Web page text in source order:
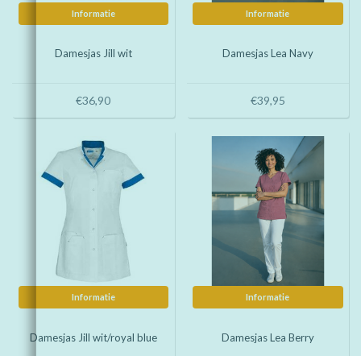
Informatie
Damesjas Jill wit
€36,90
Informatie
Damesjas Lea Navy
€39,95
Informatie
Damesjas Jill wit/royal blue
Informatie
Damesjas Lea Berry